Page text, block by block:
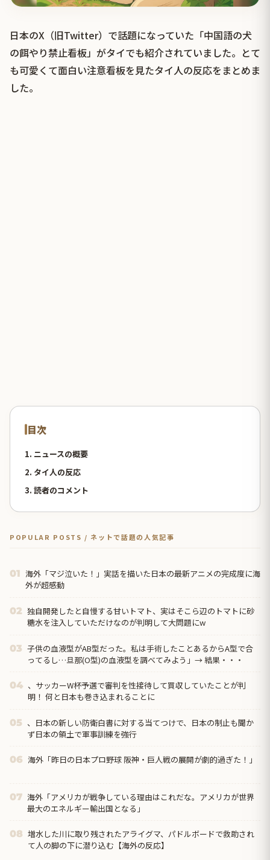
日本のX（旧Twitter）で話題になっていた「中国語の犬
の餌やり禁止看板」がタイでも紹介されていました。とて
も可愛くて面白い注意看板を見たタイ人の反応をまとめま
した。
目次
1. ニュースの概要
2. タイ人の反応
3. 読者のコメント
POPULAR POSTS / ネットで話題の人気記事
01 海外「マジ泣いた！」実話を描いた日本の最新アニメの完成度に海
外が超感動
02 独自開発したと自慢する甘いトマト、実はそこら辺のトマトに砂
糖水を注入していただけなのが判明して大問題にw
03 子供の血液型がAB型だった。私は手術したことあるからA型で合
ってるし…旦那(O型)の血液型を調べてみよう」→ 結果・・・
04 、サッカーW杯予選で審判を性接待して買収していたことが判
明！ 何と日本も巻き込まれることに
05 、日本の新しい防衛白書に対する当てつけで、日本の制止も聞か
ず日本の領土で軍事訓練を強行
06 海外「昨日の日本プロ野球 阪神・巨人戦の展開が劇的過ぎた！」
07 海外「アメリカが戦争している理由はこれだな。アメリカが世界
最大のエネルギー輸出国となる」
08 増水した川に取り残されたアライグマ、パドルボードで救助され
て人の脚の下に潜り込む【海外の反応】